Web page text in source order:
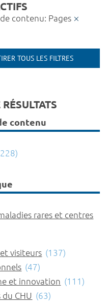
contenu: Pages
TOUS LES FILTRES
contenu
rares et centres
visiteurs (137)
(47)
et innovation (111)
CHU (63)